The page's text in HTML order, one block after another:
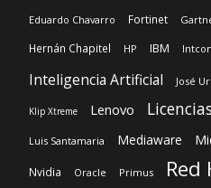
Eduardo Chavarro Fortinet
Hernán Chapitel HP IBM
Inteligencia Artificial José
Klip Xtreme Lenovo
Luis Santamaria Mediaware
Nvidia Oracle Primus Red